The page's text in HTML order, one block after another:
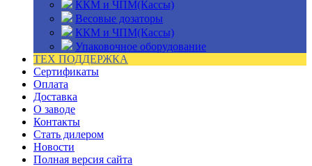
ККМ и ЧПМ(Кассы)
Весовые дозаторы
ККМ и ЧПМ(Кассы)
Упаковочное оборудование
ТЕХ ПОДДЕРЖКА
Сертификаты
Оплата
Доставка
О заводе
Контакты
Стать дилером
Новости
Полная версия сайта